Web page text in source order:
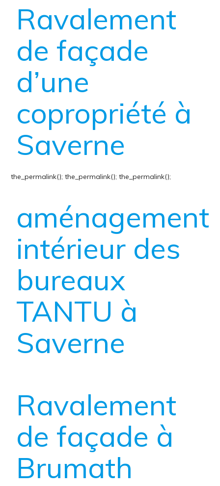
Ravalement
de façade
d’une
copropriété à
Saverne
the_permalink();
aménagement
intérieur des
bureaux
TANTU à
Saverne
the_permalink();
Ravalement
de façade à
Brumath
the_permalink();